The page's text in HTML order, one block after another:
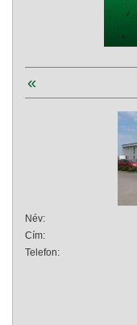
«
Név:
Cím:
Telefon: